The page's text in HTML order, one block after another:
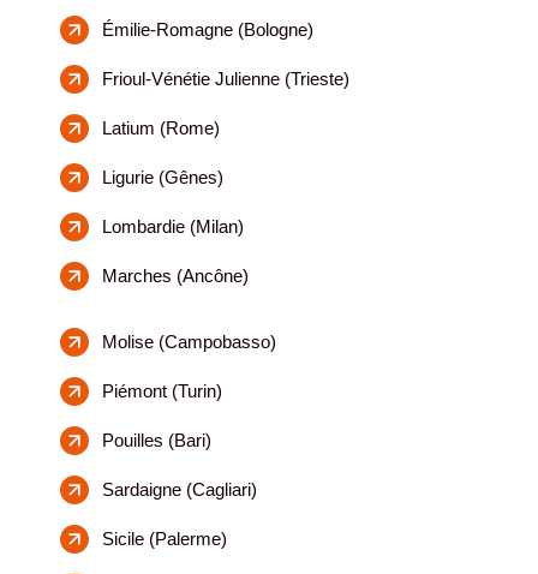
Émilie-Romagne (Bologne)
Frioul-Vénétie Julienne (Trieste)
Latium (Rome)
Ligurie (Gênes)
Lombardie (Milan)
Marches (Ancône)
Molise (Campobasso)
Piémont (Turin)
Pouilles (Bari)
Sardaigne (Cagliari)
Sicile (Palerme)